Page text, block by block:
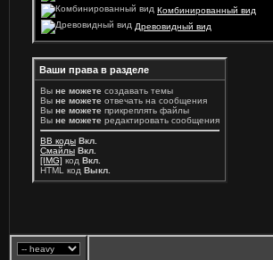
Комбинированный вид
Древовидный вид
Ваши права в разделе
Вы не можете создавать темы
Вы не можете отвечать на сообщения
Вы не можете прикреплять файлы
Вы не можете редактировать сообщения
BB коды Вкл.
Смайлы Вкл.
[IMG] код Вкл.
HTML код Выкл.